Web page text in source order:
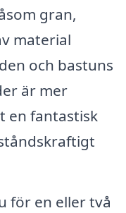
gran,
material
och bastuns
är mer
en fantastisk
för en eller två